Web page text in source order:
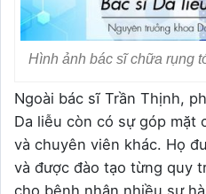
Hình ảnh bác sĩ chữa rụng
Ngoài bác sĩ Trần Thịnh,
Da liễu còn có sự góp mặt
và chuyên viên khác. Họ
và được đào tạo từng quy
cho bệnh nhân nhiều sự